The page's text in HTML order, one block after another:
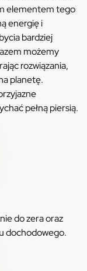
elementem tego
energię i
bardziej
możemy
rozwiązania,
planetę.
pełną piersią.
do zera oraz
dochodowego.